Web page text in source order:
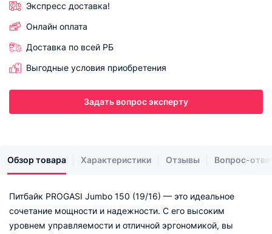
Экспресс доставка!
Онлайн оплата
Доставка по всей РБ
Выгодные условия приобретения
Задать вопрос эксперту
Обзор товара Характеристики Отзывы Вопрос-
Питбайк PROGASI Jumbo 150 (19/16) — это идеальное
сочетание мощности и надежности. С его высоким
уровнем управляемости и отличной эргономикой, вы